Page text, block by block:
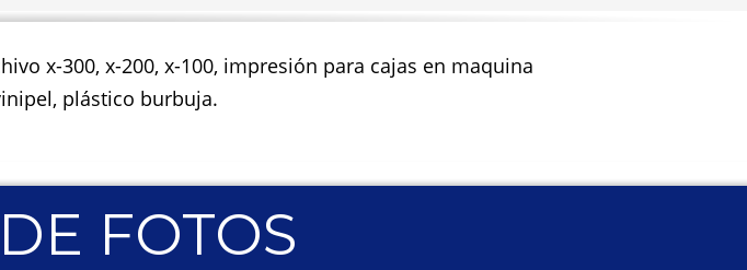
x-300, x-200, x-100, impresión para cajas en maquina
plástico burbuja.
FOTOS